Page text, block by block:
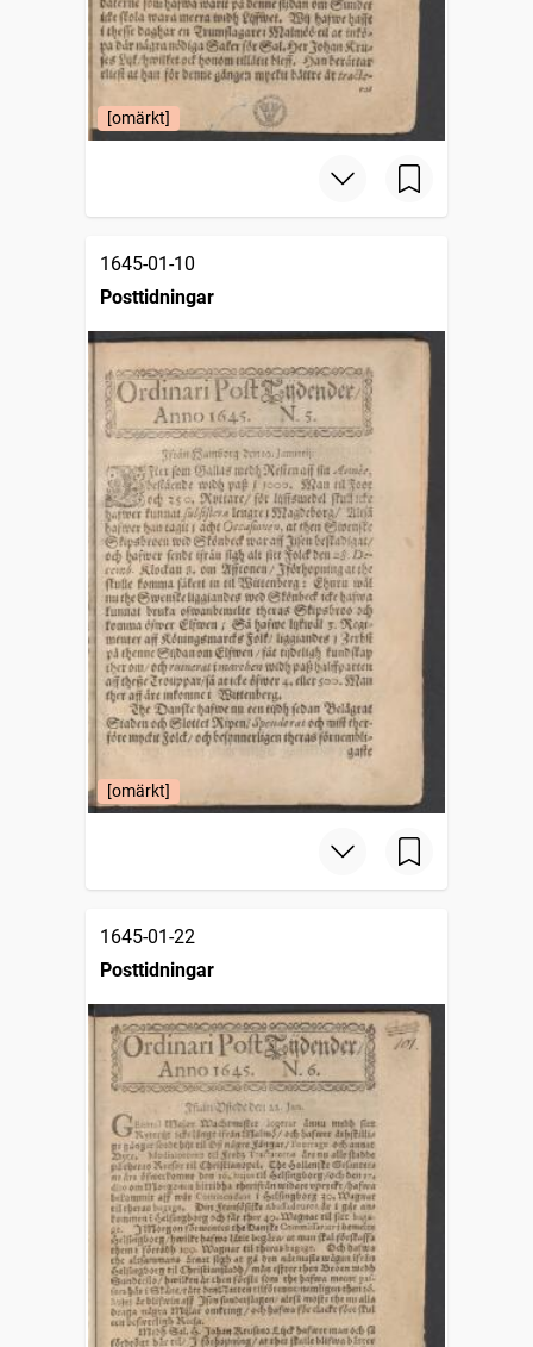
[omärkt]
1645-01-10
Posttidningar
[omärkt]
1645-01-22
Posttidningar